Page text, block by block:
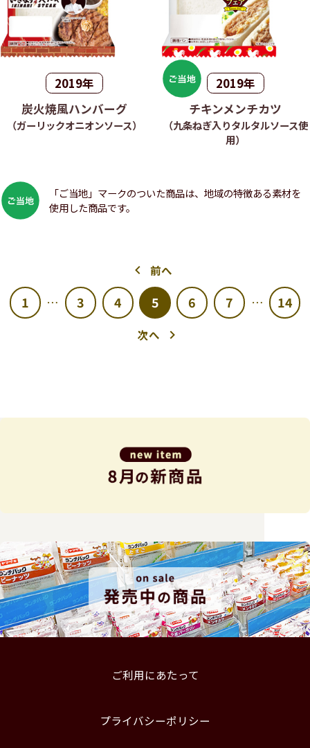
2019年
炭火焼風ハンバーグ
（ガーリックオニオンソース）
2019年
チキンメンチカツ
（九条ねぎ入りタルタルソース使
用）
「ご当地」マークのついた商品は、地域の特徴ある素材を
使用した商品です。
前へ
1 … 3 4 5 6 7 … 14
次へ
ご利用にあたって
プライバシーポリシー